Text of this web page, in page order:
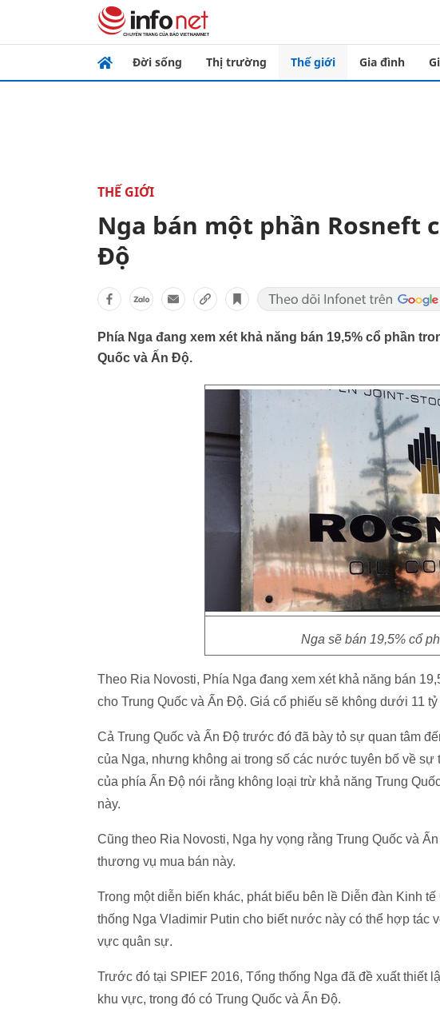
Đời sống Thị trường Thế giới Gia đình
THẾ GIỚI
Nga bán một phần Rosneft
Độ
Phía Nga đang xem xét khả năng bán 19,5% cổ phần
Quốc và Ấn Độ.
Nga sẽ bán 19,5% cổ
Theo Ria Novosti, Phía Nga đang xem xét khả năng bán
cho Trung Quốc và Ấn Độ. Giá cổ phiếu sẽ không dưới 11 tỷ
Cả Trung Quốc và Ấn Độ trước đó đã bày tỏ sự quan tâm
của Nga, nhưng không ai trong số các nước tuyên bố về
của phía Ấn Độ nói rằng không loại trừ khả năng Trung
này.
Cũng theo Ria Novosti, Nga hy vọng rằng Trung Quốc và
thương vụ mua bán này.
Trong một diễn biến khác, phát biểu bên lề Diễn đàn Kinh
thống Nga Vladimir Putin cho biết nước này có thể hợp tác
vực quân sự.
Trước đó tại SPIEF 2016, Tổng thống Nga đã đề xuất thiết
khu vực, trong đó có Trung Quốc và Ấn Độ.